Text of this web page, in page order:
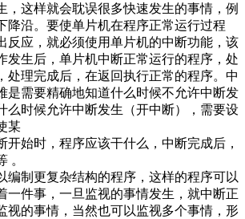
，这样就会耽误很多快速发生的事情，例
降沿。要使单片机在程序正常运行过程
反应，就必须使用单片机的中断功能，该
发生后，单片机中断正常运行的程序，处
处理完成后，在返回执行正常的程序。中
是需要精确地知道什么时候不允许中断发
么时候允许中断发生（开中断），需要设
某
开始时，程序应该干什么，中断完成后，
。
编制更复杂结构的程序，这样的程序可以
一件事，一旦监视的事情发生，就中断正
视的事情，当然也可以监视多个事情，形